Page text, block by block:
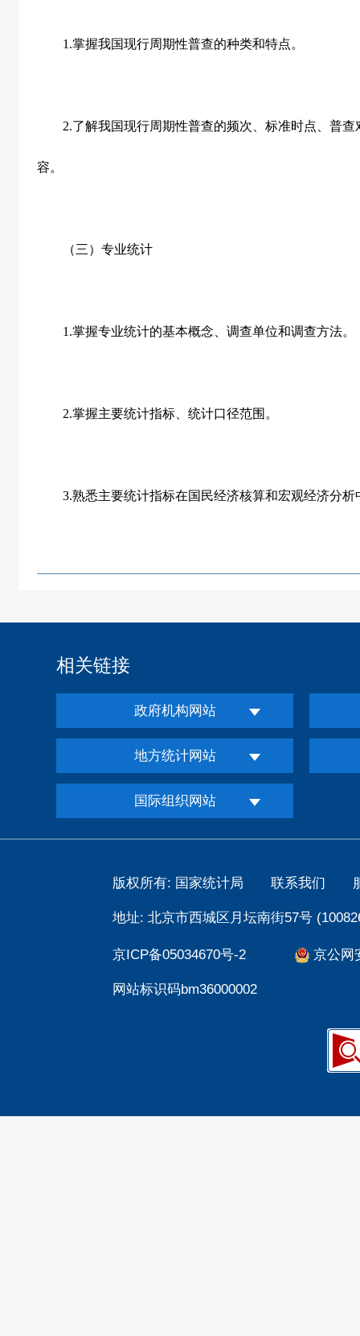
1.掌握我国现行周期性普查的种类和特点。
2.了解我国现行周期性普查的频次、标准时点、普
容。
（三）专业统计
1.掌握专业统计的基本概念、调查单位和调查方法。
2.掌握主要统计指标、统计口径范围。
3.熟悉主要统计指标在国民经济核算和宏观经济分析
相关链接
政府机构网站
地方统计网站
国际组织网站
版权所有: 国家统计局 联系我们
地址: 北京市西城区月坛南街57号
京ICP备05034670号-2 京公网
网站标识码bm36000002